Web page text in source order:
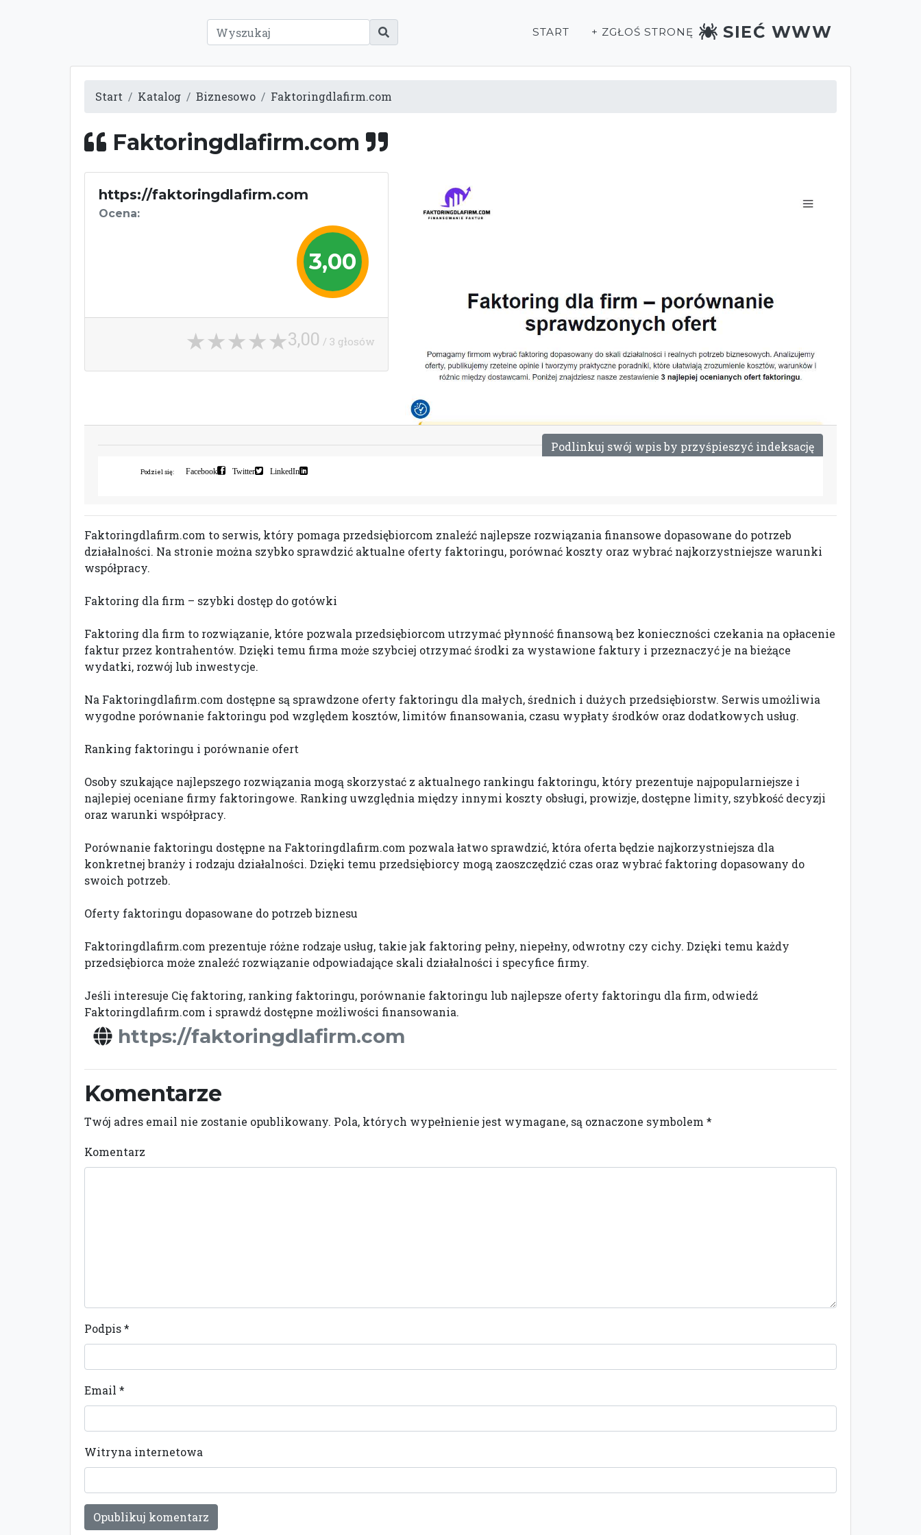
START + ZGŁOŚ STRONĘ SIEĆ WWW
Start Katalog Biznesowo Faktoringdlafirm.com
Faktoringdlafirm.com
https://faktoringdlafirm.com
Ocena:
3,00
3,00 / 3 głosów
Podlinkuj swój wpisby przyśpieszyć indeksację
Podziel się: Facebook Twitter LinkedIn
Faktoringdlafirm.com to serwis, który pomaga przedsiębiorcom znaleźć najlepsze rozwiązania finansowe dopasowane do potrzeb
działalności. Na stronie można szybko sprawdzić aktualne oferty faktoringu, porównać koszty oraz wybrać najkorzystniejsze warunki
współpracy.
Faktoring dla firm – szybki dostęp do gotówki
Faktoring dla firm to rozwiązanie, które pozwala przedsiębiorcom utrzymać płynność finansową bez konieczności czekania na opłacenie
faktur przez kontrahentów. Dzięki temu firma może szybciej otrzymać środki za wystawione faktury i przeznaczyć je na bieżące
wydatki, rozwój lub inwestycje.
Na Faktoringdlafirm.com dostępne są sprawdzone oferty faktoringu dla małych, średnich i dużych przedsiębiorstw. Serwis umożliwia
wygodne porównanie faktoringu pod względem kosztów, limitów finansowania, czasu wypłaty środków oraz dodatkowych usług.
Ranking faktoringu i porównanie ofert
Osoby szukające najlepszego rozwiązania mogą skorzystać z aktualnego rankingu faktoringu, który prezentuje najpopularniejsze i
najlepiej oceniane firmy faktoringowe. Ranking uwzględnia między innymi koszty obsługi, prowizje, dostępne limity, szybkość decyzji
oraz warunki współpracy.
Porównanie faktoringu dostępne na Faktoringdlafirm.com pozwala łatwo sprawdzić, która oferta będzie najkorzystniejsza dla
konkretnej branży i rodzaju działalności. Dzięki temu przedsiębiorcy mogą zaoszczędzić czas oraz wybrać faktoring dopasowany do
swoich potrzeb.
Oferty faktoringu dopasowane do potrzeb biznesu
Faktoringdlafirm.com prezentuje różne rodzaje usług, takie jak faktoring pełny, niepełny, odwrotny czy cichy. Dzięki temu każdy
przedsiębiorca może znaleźć rozwiązanie odpowiadające skali działalności i specyfice firmy.
Jeśli interesuje Cię faktoring, ranking faktoringu, porównanie faktoringu lub najlepsze oferty faktoringu dla firm, odwiedź
Faktoringdlafirm.com i sprawdź dostępne możliwości finansowania.
https://faktoringdlafirm.com
Komentarze
Twój adres email nie zostanie opublikowany. Pola, których wypełnienie jest wymagane, są oznaczone symbolem *
Komentarz
Podpis*
Email *
Witryna internetowa